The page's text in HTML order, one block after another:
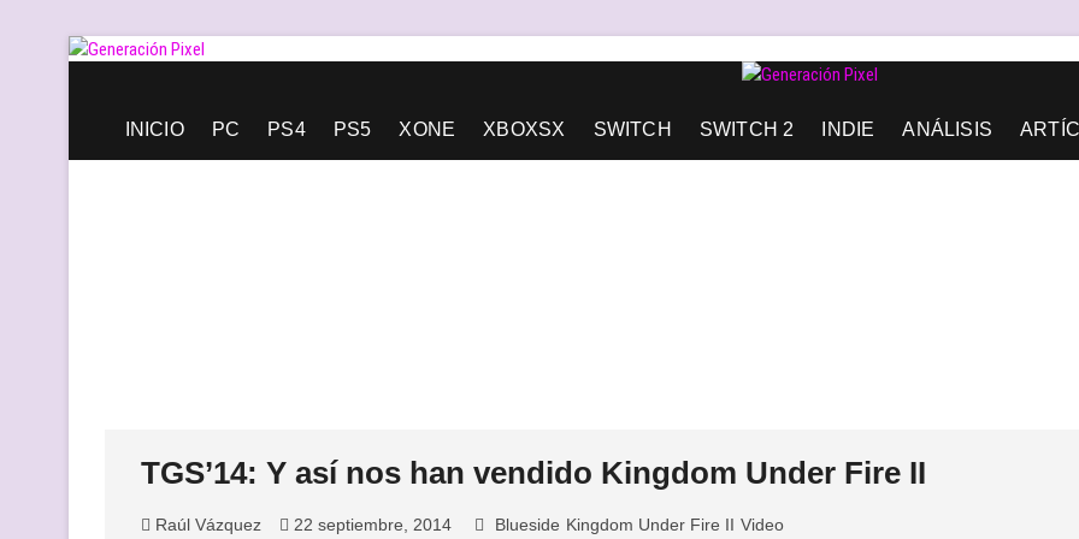
Saltar
Generación Pixel
INICIO PC PS4 PS5 XONE XBOXSX SWITCH SWITCH 2 INDIE ANÁLISIS
TGS’14: Y así nos han vendido Kingdom Under Fire II
Raúl Vázquez 22 septiembre, 2014 Blueside Kingdom Under Fire II Video